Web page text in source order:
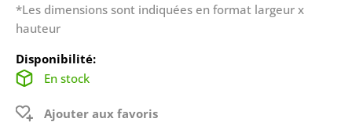
*Les dimensions sont indiquées en format largeur x
hauteur
Disponibilité:
En stock
Ajouter aux favoris